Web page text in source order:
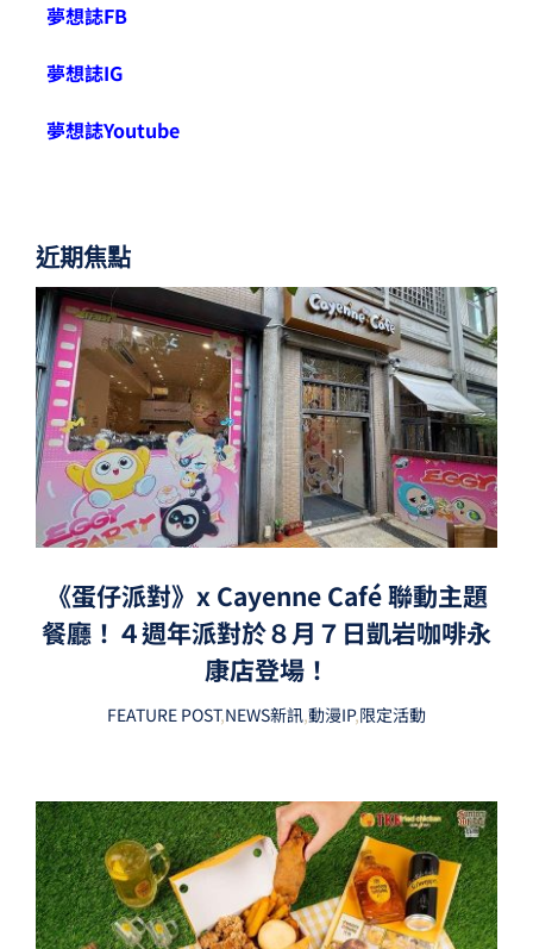
夢想誌FB
夢想誌IG
夢想誌Youtube
近期焦點
《蛋仔派對》x Cayenne Café 聯動主題
餐廳！４週年派對於８月７日凱岩咖啡永
康店登場！
FEATURE POST,NEWS新訊,動漫IP,限定活動